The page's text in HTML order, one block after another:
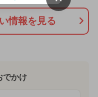
情報を見る
でかけ